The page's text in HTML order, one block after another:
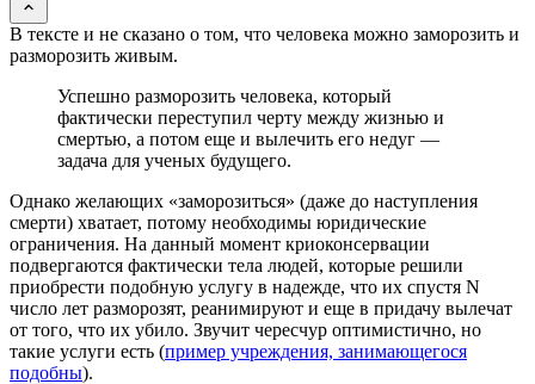
В тексте и не сказано о том, что человека можно заморозить и
разморозить живым.
Успешно разморозить человека, который
фактически переступил черту между жизнью и
смертью, а потом еще и вылечить его недуг —
задача для ученых будущего.
Однако желающих «заморозиться» (даже до наступления
смерти) хватает, потому необходимы юридические
ограничения. На данный момент криоконсервации
подвергаются фактически тела людей, которые решили
приобрести подобную услугу в надежде, что их спустя N
число лет разморозят, реанимируют и еще в придачу вылечат
от того, что их убило. Звучит чересчур оптимистично, но
такие услуги есть (пример учреждения, занимающегося
подобны).